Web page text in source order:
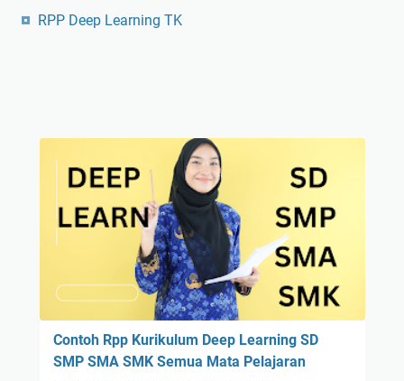
RPP Deep Learning TK
Contoh Rpp Kurikulum Deep Learning SD
SMP SMA SMK Semua Mata Pelajaran